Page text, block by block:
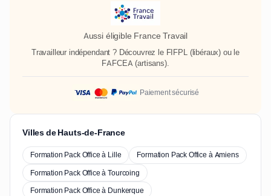
Aussi éligible France Travail
Travailleur indépendant ? Découvrez le FIFPL(libéraux) ou le
FAFCEA (artisans).
Paiement sécurisé
Villes de Hauts-de-France
Formation Pack Office à Lille
Formation Pack Office à Amiens
Formation Pack Office à Tourcoing
Formation Pack Office à Dunkerque